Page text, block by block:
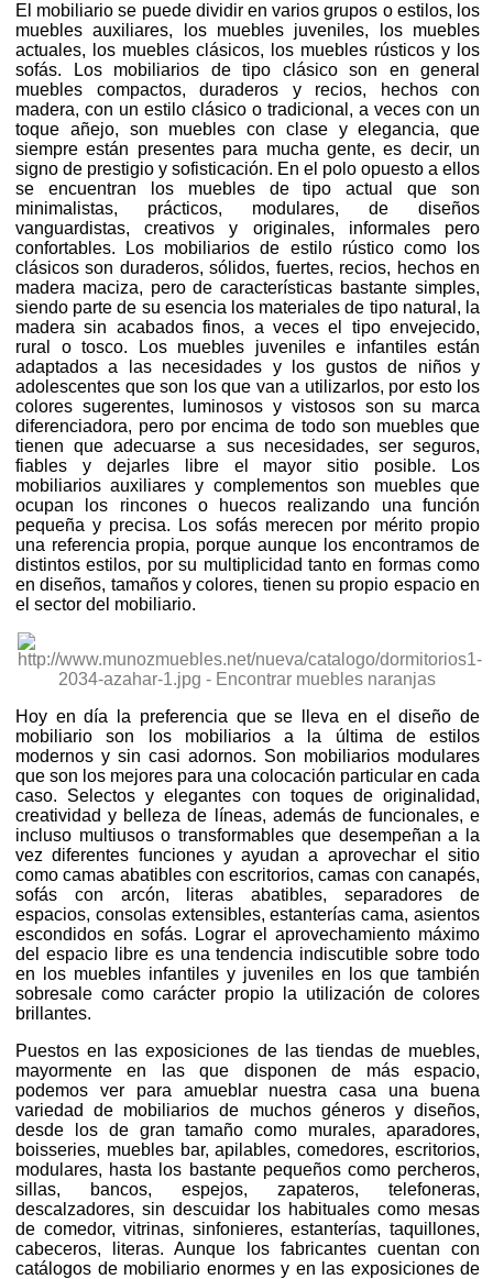
El mobiliario se puede dividir en varios grupos o estilos, los
muebles auxiliares, los muebles juveniles, los muebles
actuales, los muebles clásicos, los muebles rústicos y los
sofás. Los mobiliarios de tipo clásico son en general
muebles compactos, duraderos y recios, hechos con
madera, con un estilo clásico o tradicional, a veces con un
toque añejo, son muebles con clase y elegancia, que
siempre están presentes para mucha gente, es decir, un
signo de prestigio y sofisticación. En el polo opuesto a ellos
se encuentran los muebles de tipo actual que son
minimalistas, prácticos, modulares, de diseños
vanguardistas, creativos y originales, informales pero
confortables. Los mobiliarios de estilo rústico como los
clásicos son duraderos, sólidos, fuertes, recios, hechos en
madera maciza, pero de características bastante simples,
siendo parte de su esencia los materiales de tipo natural, la
madera sin acabados finos, a veces el tipo envejecido,
rural o tosco. Los muebles juveniles e infantiles están
adaptados a las necesidades y los gustos de niños y
adolescentes que son los que van a utilizarlos, por esto los
colores sugerentes, luminosos y vistosos son su marca
diferenciadora, pero por encima de todo son muebles que
tienen que adecuarse a sus necesidades, ser seguros,
fiables y dejarles libre el mayor sitio posible. Los
mobiliarios auxiliares y complementos son muebles que
ocupan los rincones o huecos realizando una función
pequeña y precisa. Los sofás merecen por mérito propio
una referencia propia, porque aunque los encontramos de
distintos estilos, por su multiplicidad tanto en formas como
en diseños, tamaños y colores, tienen su propio espacio en
el sector del mobiliario.
Hoy en día la preferencia que se lleva en el diseño de
mobiliario son los mobiliarios a la última de estilos
modernos y sin casi adornos. Son mobiliarios modulares
que son los mejores para una colocación particular en cada
caso. Selectos y elegantes con toques de originalidad,
creatividad y belleza de líneas, además de funcionales, e
incluso multiusos o transformables que desempeñan a la
vez diferentes funciones y ayudan a aprovechar el sitio
como camas abatibles con escritorios, camas con canapés,
sofás con arcón, literas abatibles, separadores de
espacios, consolas extensibles, estanterías cama, asientos
escondidos en sofás. Lograr el aprovechamiento máximo
del espacio libre es una tendencia indiscutible sobre todo
en los muebles infantiles y juveniles en los que también
sobresale como carácter propio la utilización de colores
brillantes.
Puestos en las exposiciones de las tiendas de muebles,
mayormente en las que disponen de más espacio,
podemos ver para amueblar nuestra casa una buena
variedad de mobiliarios de muchos géneros y diseños,
desde los de gran tamaño como murales, aparadores,
boisseries, muebles bar, apilables, comedores, escritorios,
modulares, hasta los bastante pequeños como percheros,
sillas, bancos, espejos, zapateros, telefoneras,
descalzadores, sin descuidar los habituales como mesas
de comedor, vitrinas, sinfonieres, estanterías, taquillones,
cabeceros, literas. Aunque los fabricantes cuentan con
catálogos de mobiliario enormes y en las exposiciones de